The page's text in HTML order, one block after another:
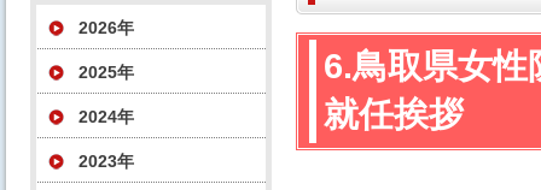
2026年
2025年
2024年
2023年
6.鳥取県女
就任挨拶